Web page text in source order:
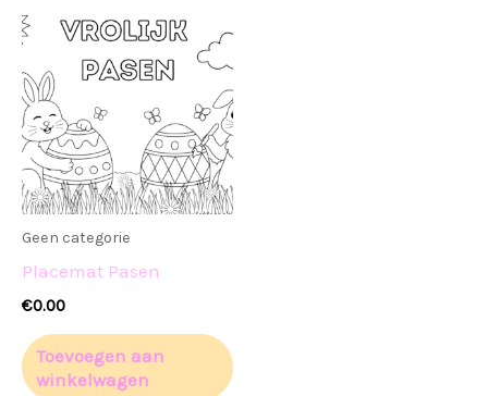
Geen categorie
Placemat Pasen
€0.00
Toevoegen aan
winkelwagen